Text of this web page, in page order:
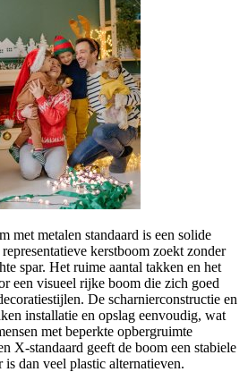
met metalen standaard is een solide
kerstboom zoekt zonder
spar. Het ruime aantal takken en het
een visueel rijke boom die zich goed
De scharnierconstructie en
installatie en opslag eenvoudig, wat
met beperkte opbergruimte
X-standaard geeft de boom een stabiele
dan veel plastic alternatieven.